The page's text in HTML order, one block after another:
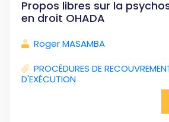
Propos libres sur la
en droit OHADA
Roger MASAMBA
PROCÉDURES DE
D'EXÉCUTION